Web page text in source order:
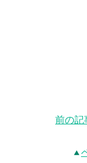
前の記